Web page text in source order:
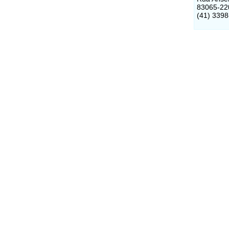
83065-
(41)